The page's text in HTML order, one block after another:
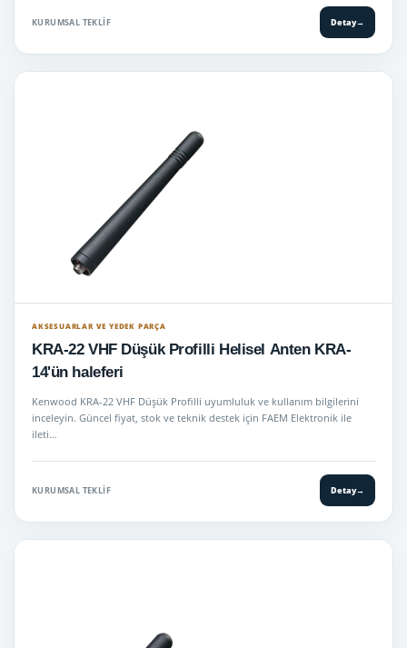
KURUMSAL TEKLIF Detay→
AKSESUARLAR VE YEDEK PARÇA
KRA-22 VHF Düşük Profilli Helisel Anten KRA-
14'ün haleferi
Kenwood KRA-22 VHF Düşük Profilli uyumluluk ve kullanım bilgilerini
inceleyin. Güncel fiyat, stok ve teknik destek için FAEM Elektronik ile
ileti…
KURUMSAL TEKLIF Detay→